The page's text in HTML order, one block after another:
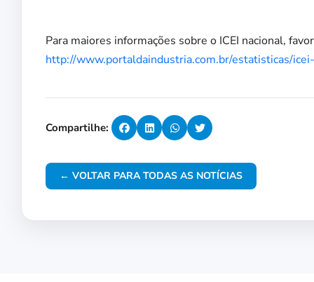
Para maiores informações sobre o ICEI nacional,
http://www.portaldaindustria.com.br/estatisticas/
Compartilhe:
← VOLTAR PARA TODAS AS NOTÍCIAS